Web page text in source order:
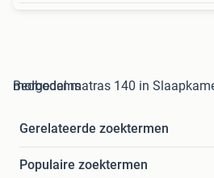
morgedal matras 140 in Slaapkamer | Matrassen en Bedbodems
Gerelateerde zoektermen
Populaire zoektermen